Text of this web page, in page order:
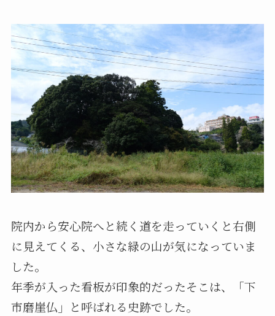
院内から安心院へと続く道を走っていくと右側
に見えてくる、小さな緑の山が気になっていま
した。
年季が入った看板が印象的だったそこは、「下
市磨崖仏」と呼ばれる史跡でした。